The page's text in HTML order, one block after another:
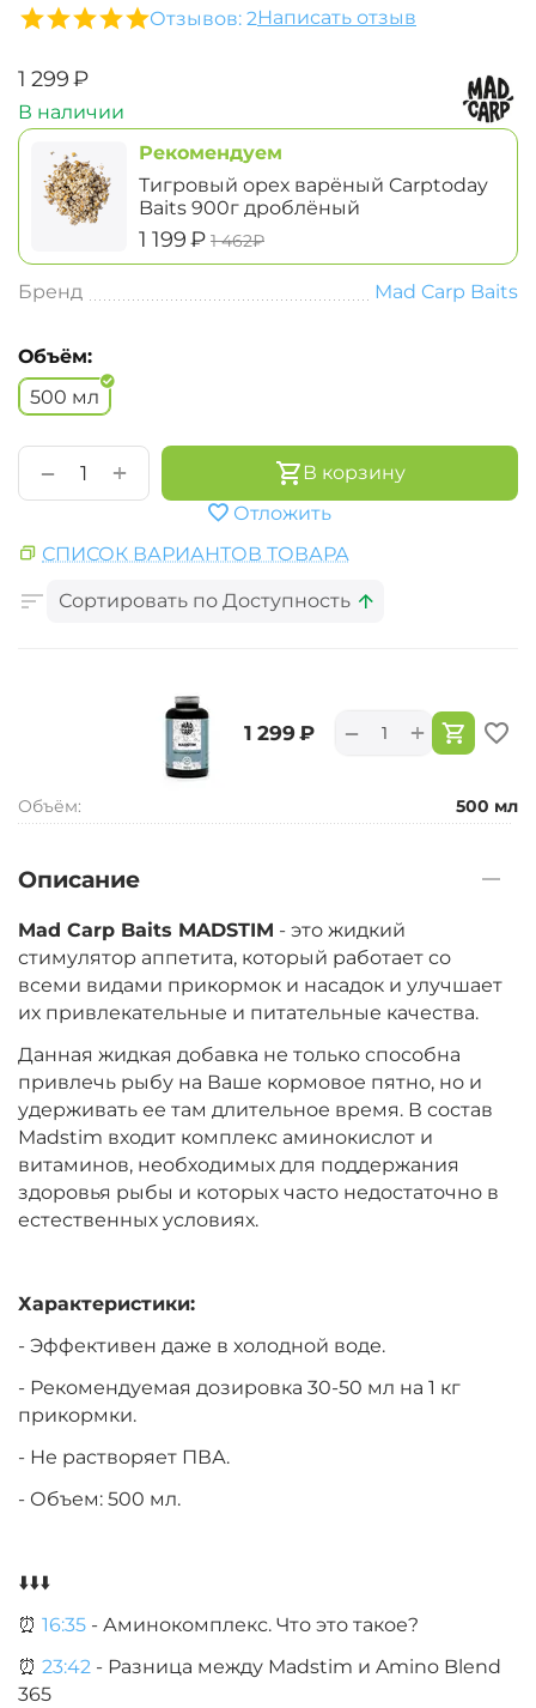
Отзывов: 2Написать отзыв
‍1 299‍₽
В наличии
Рекомендуем
Тигровый орех варёный Carptoday
Baits 900г дроблёный
‍1 199‍₽ ‍1 462‍₽
Бренд Mad Carp Baits
Объём:
500 мл
+
−
В корзину
Отложить
СПИСОК ВАРИАНТОВ ТОВАРА
Сортировать по Доступность
‍1 299‍ ₽ +
−
Объём: 500 мл
Описание
Mad Carp Baits MADSTIM - это жидкий
стимулятор аппетита, который работает со
всеми видами прикормок и насадок и улучшает
их привлекательные и питательные качества.
Данная жидкая добавка не только способна
привлечь рыбу на Ваше кормовое пятно, но и
удерживать ее там длительное время. В состав
Madstim входит комплекс аминокислот и
витаминов, необходимых для поддержания
здоровья рыбы и которых часто недостаточно в
естественных условиях.
Характеристики:
- Эффективен даже в холодной воде.
- Рекомендуемая дозировка 30-50 мл на 1 кг
прикормки.
- Не растворяет ПВА.
- Объем: 500 мл.
⬇️⬇️⬇️
⏰ 16:35 - Аминокомплекс. Что это такое?
⏰ 23:42 - Разница между Madstim и Amino Blend
365